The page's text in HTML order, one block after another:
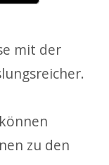
mit der
zu den